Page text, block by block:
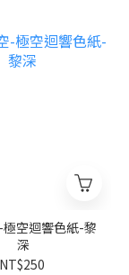
空迴響色紙-黎
深
NT$250